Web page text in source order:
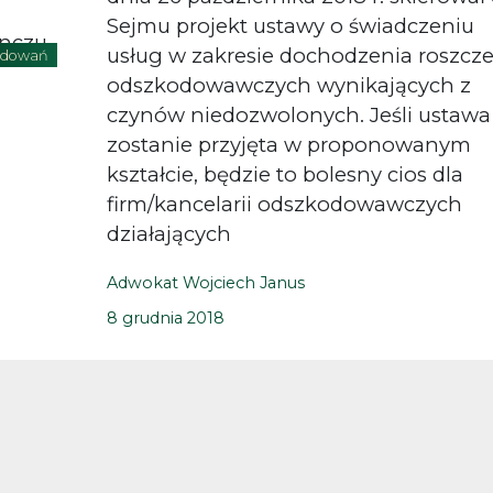
Sejmu projekt ustawy o świadczeniu
usług w zakresie dochodzenia
odszkodowawczych wynikających z
czynów niedozwolonych. Jeśli ustawa
zostanie przyjęta w proponowanym
kształcie, będzie to bolesny cios dla
firm/kancelarii odszkodowawczych
działających
Adwokat Wojciech Janus
8 grudnia 2018